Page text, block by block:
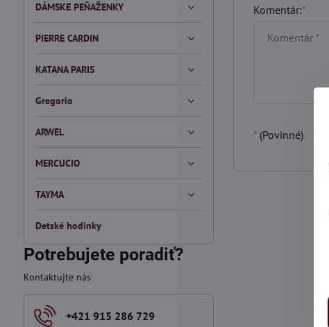
Komentár:*
* (Povinné)
DÁMSKE PEŇAŽENKY
PIERRE CARDIN
KATANA PARIS
Gregorio
ARWEL
MERCUCIO
TAYMA
Detské hodinky
Potrebujete poradiť?
Kontaktujte nás
+421 915 286 729